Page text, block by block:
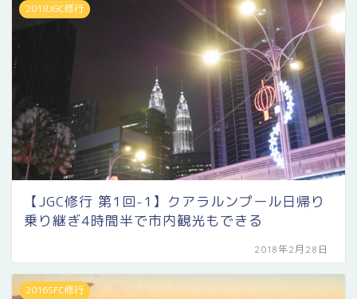
2018JGC修行
【JGC修行 第1回-1】クアラルンプール日帰り
乗り継ぎ4時間半で市内観光もできる
2018年2月28日
2016SFC修行